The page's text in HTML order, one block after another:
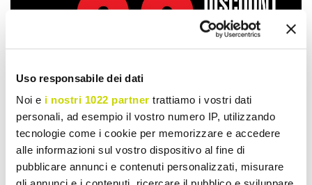
Uso responsabile dei dati
Noi e i nostri 1022 partner trattiamo i vostri dati
personali, ad esempio il vostro numero IP, utilizzando
tecnologie come i cookie per memorizzare e accedere
alle informazioni sul vostro dispositivo al fine di
pubblicare annunci e contenuti personalizzati, misurare